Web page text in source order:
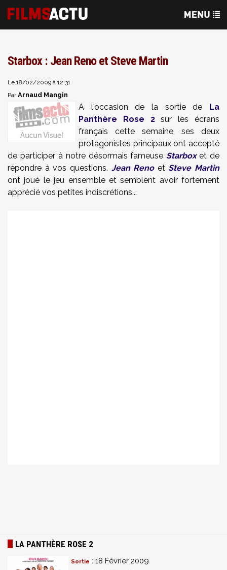
Starbox : Jean Reno et Steve Martin
Le 18/02/2009 à 12:31
ParArnaud Mangin
A l'occasion de la sortie de La
Panthère Rose 2sur les écrans
français cette semaine, ses deux
protagonistes principaux ont accepté
de participer à notre désormais fameuseStarboxet de
répondre à vos questions. Jean RenoetSteve Martin
ont joué le jeu ensemble et semblent avoir fortement
apprécié vos petites indiscrétions...
LA PANTHÈRE ROSE 2
Sortie : 18 Février 2009